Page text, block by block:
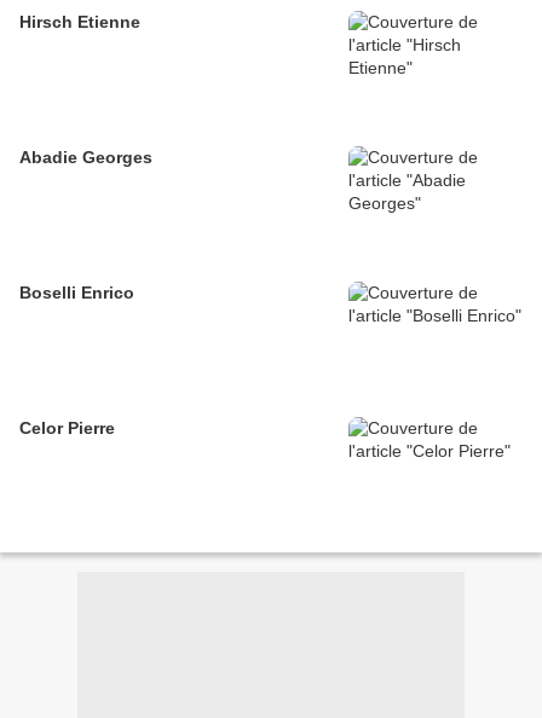
Hirsch Etienne
Abadie Georges
Boselli Enrico
Celor Pierre